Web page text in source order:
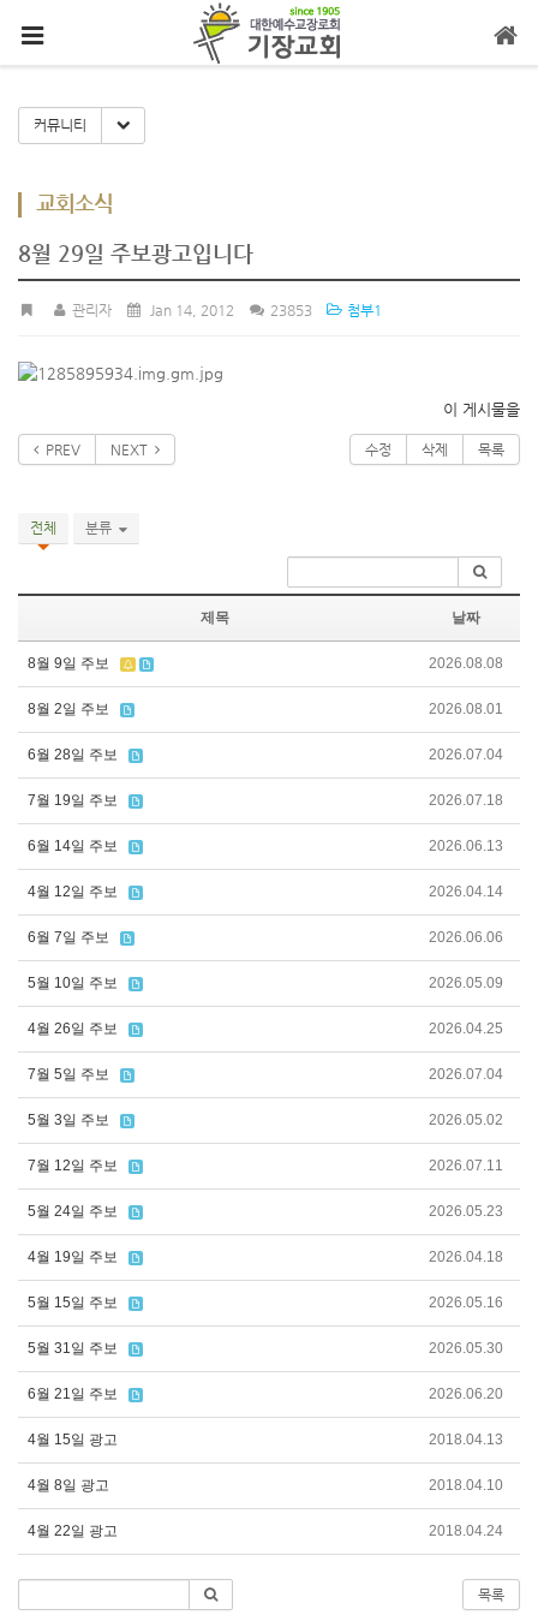
커뮤니티 Toggle Dropdown
교회소식
8월 29일 주보광고입니다
관리자 Jan 14, 2012 23853 첨부1
이 게시물을
PREV NEXT 수정 삭제 목록
전체 분류
제목 날짜
8월 9일 주보 2026.08.08
8월 2일 주보 2026.08.01
6월 28일 주보 2026.07.04
7월 19일 주보 2026.07.18
6월 14일 주보 2026.06.13
4월 12일 주보 2026.04.14
6월 7일 주보 2026.06.06
5월 10일 주보 2026.05.09
4월 26일 주보 2026.04.25
7월 5일 주보 2026.07.04
5월 3일 주보 2026.05.02
7월 12일 주보 2026.07.11
5월 24일 주보 2026.05.23
4월 19일 주보 2026.04.18
5월 15일 주보 2026.05.16
5월 31일 주보 2026.05.30
6월 21일 주보 2026.06.20
4월 15일 광고 2018.04.13
4월 8일 광고 2018.04.10
4월 22일 광고 2018.04.24
목록